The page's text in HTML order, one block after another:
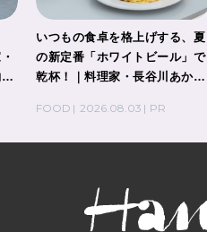
いつもの食卓を格上げする、夏
の新定番「ホワイトビール」で
乾杯！｜料理家・長谷川あかり
FOOD
2026.08.03 PR